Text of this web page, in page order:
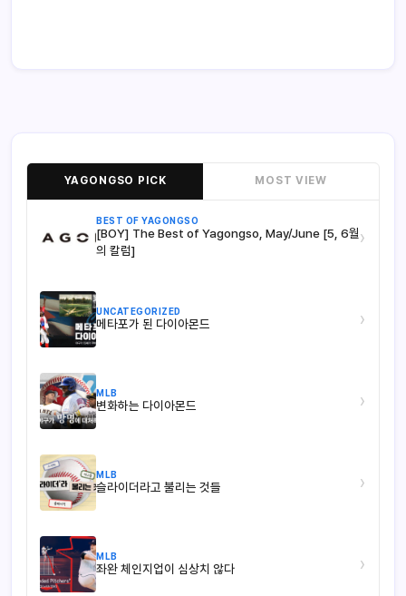
YAGONGSO PICK MOST VIEW
BEST OF YAGONGSO
[BOY] The Best of Yagongso, May/June [5, 6월
의 칼럼]
›
UNCATEGORIZED
메타포가 된 다이아몬드 ›
MLB
변화하는 다이아몬드 ›
MLB
슬라이더라고 불리는 것들 ›
MLB
좌완 체인지업이 심상치 않다 ›